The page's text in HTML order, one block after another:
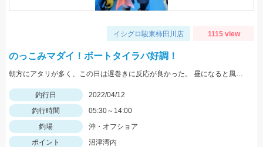
イシグロ駿東柿田川店 1115 view
のっこみマダイ！ボートタイラバ好調！
朝方にアタリが多く、この日は遅巻きに反応が良かった。 昼になると風と潮が出てはじめ、重いタイラバ（150ｇ以上）が必要だった。
釣行日
2022/04/12
釣行時間
05:30～14:00
釣場
沖・オフショア
ポイント
沼津湾内